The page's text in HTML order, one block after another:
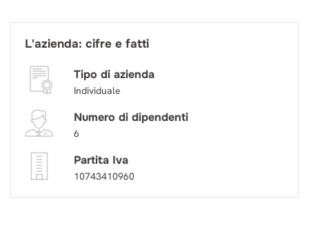
L'azienda: cifre e fatti
Tipo di azienda
Individuale
Numero di dipendenti
6
Partita Iva
10743410960